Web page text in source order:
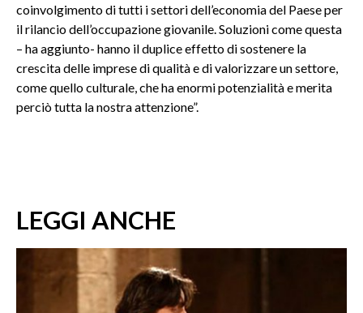
coinvolgimento di tutti i settori dell’economia del Paese per
il rilancio dell’occupazione giovanile. Soluzioni come questa
– ha aggiunto- hanno il duplice effetto di sostenere la
crescita delle imprese di qualità e di valorizzare un settore,
come quello culturale, che ha enormi potenzialità e merita
perciò tutta la nostra attenzione”.
LEGGI ANCHE